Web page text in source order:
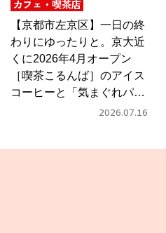
カフェ・喫茶店
【京都市左京区】一日の終
わりにゆったりと。京大近
くに2026年4月オープン
［喫茶こるんば］のアイス
コーヒーと「気まぐれパス
2026.07.16